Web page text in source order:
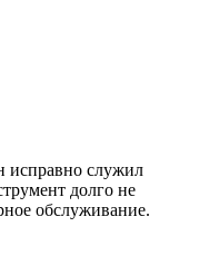
исправно служил
долго не
обслуживание.